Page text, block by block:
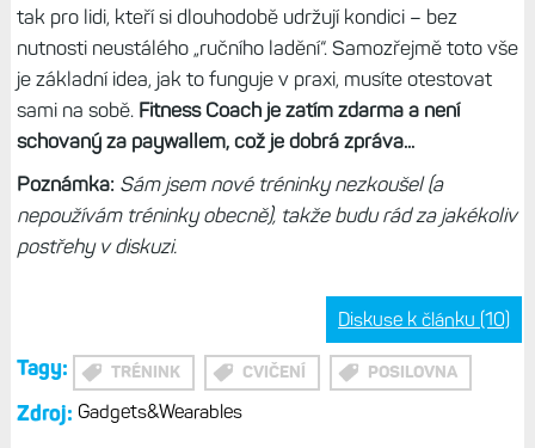
tak pro lidi, kteří si dlouhodobě udržují kondici – bez
nutnosti neustálého „ručního ladění“. Samozřejmě toto vše
je základní idea, jak to funguje v praxi, musíte otestovat
sami na sobě.Fitness Coach je zatím zdarma a není
schovaný za paywallem, což je dobrá zpráva...
Poznámka: Sám jsem nové tréninky nezkoušel (a
nepoužívám tréninky obecně), takže budu rád za jakékoliv
postřehy v diskuzi.
Diskuse k článku (10)
Tagy: TRÉNINK CVIČENÍ POSILOVNA
Zdroj: Gadgets&Wearables